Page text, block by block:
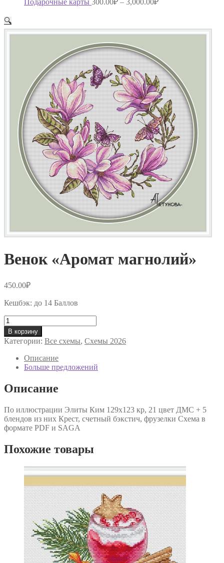
Подарочные карты 300.00₽ – 3,000.00₽
🔍
Венок «Аромат магнолий»
450.00₽
Кешбэк: до 14 Баллов
Количество
товара
Венок
"Аромат
магнолий"
В корзину
Категории: Все схемы, Схемы 2026
Описание
Больше предложений
Описание
По иллюстрации Элиты Ким 129х123 кр, 21 цвет ДМС + 5
блендов из них Крест, счетный бэкстич, фрузелки Схема в
формате PDF и SAGA
Похожие товары